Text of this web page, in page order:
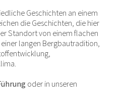
Geschichten an einem
die Geschichten, die hier
Standort von einem flachen
langen Bergbautradition,
oder in unseren